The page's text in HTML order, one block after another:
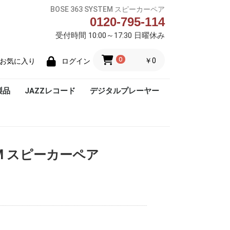
BOSE 363 SYSTEM スピーカーペア
0120-795-114
受付時間 10:00～17:30 日曜休み
お気に入り ログイン 0 ￥0
品 JAZZレコード デジタルプレーヤー
スピーカーペア